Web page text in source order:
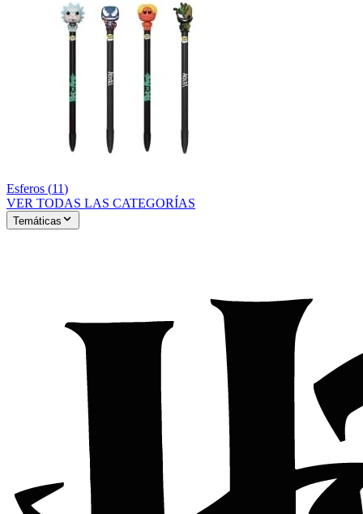
Esferos (11)
VER TODAS LAS CATEGORÍAS
Temáticas